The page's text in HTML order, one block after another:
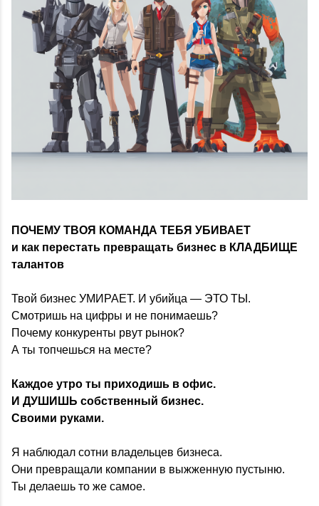
ПОЧЕМУ ТВОЯ КОМАНДА ТЕБЯ УБИВАЕТ
и как перестать превращать бизнес в КЛАДБИЩЕ
талантов
Твой бизнес УМИРАЕТ. И убийца — ЭТО ТЫ.
Смотришь на цифры и не понимаешь?
Почему конкуренты рвут рынок?
А ты топчешься на месте?
Каждое утро ты приходишь в офис.
И ДУШИШЬ собственный бизнес.
Своими руками.
Я наблюдал сотни владельцев бизнеса.
Они превращали компании в выжженную пустыню.
Ты делаешь то же самое.